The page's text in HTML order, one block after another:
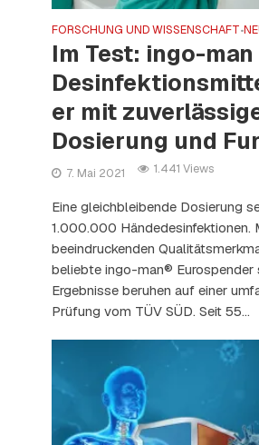
FORSCHUNG UND WISSENSCHAFT•
Im Test: ingo-man
er mit
Dosierung und
7. Mai 2021 1.441 Views
Eine gleichbleibende Dosierung
1.000.000 Händedesinfektionen.
beeindruckenden
beliebte ingo-man® Eurospender
Ergebnisse beruhen auf einer
Prüfung vom TÜV SÜD. Seit 55...